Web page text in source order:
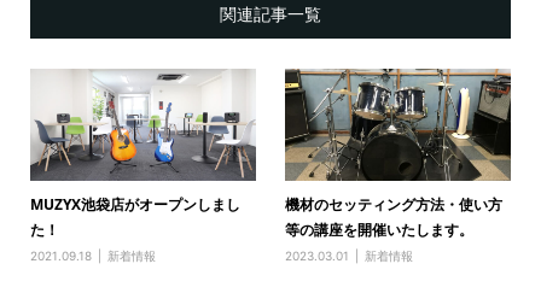
関連記事一覧
MUZYX池袋店がオープンしまし
た！
2021.09.18 新着情報
機材のセッティング方法・使い方
等の講座を開催いたします。
2023.03.01 新着情報